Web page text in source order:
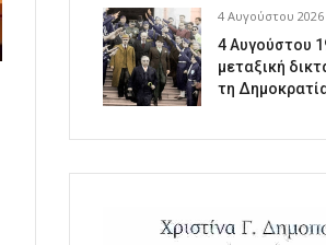
4 Αυγούστου 2026
4 Αυγούστου
μεταξική
τη